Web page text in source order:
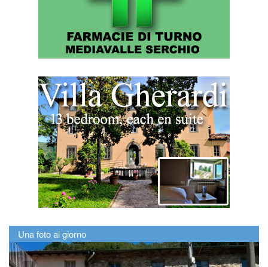
Una foto al giorno